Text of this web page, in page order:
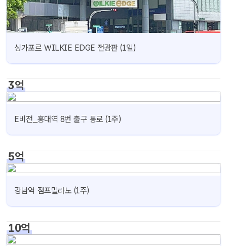
싱가포르 WILKIE EDGE 전광판 (1일)
3억
E비전_홍대역 8번 출구 통로 (1주)
5억
강남역 점프밀라노 (1주)
10억